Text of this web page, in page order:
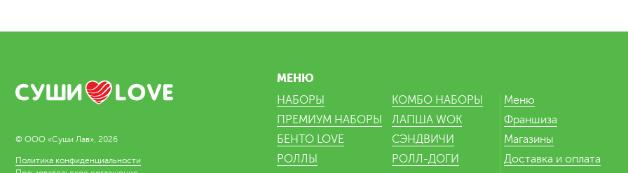
© ООО «Суши Лав», 2026
Политика конфиденциальности
МЕНЮ
НАБОРЫ
ПРЕМИУМ НАБОРЫ
БЕНТО LOVE
РОЛЛЫ
КОМБО НАБОРЫ
ЛАПША WOK
СЭНДВИЧИ
РОЛЛ-ДОГИ
Меню
Франшиза
Магазины
Доставка и оплата